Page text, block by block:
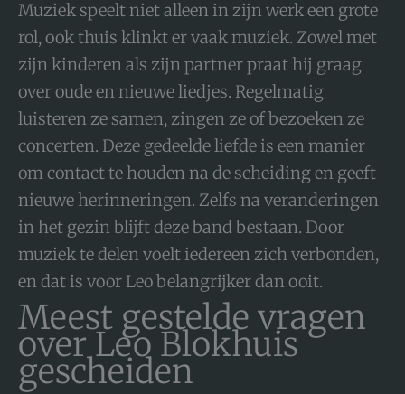
Muziek speelt niet alleen in zijn werk een grote
rol, ook thuis klinkt er vaak muziek. Zowel met
zijn kinderen als zijn partner praat hij graag
over oude en nieuwe liedjes. Regelmatig
luisteren ze samen, zingen ze of bezoeken ze
concerten. Deze gedeelde liefde is een manier
om contact te houden na de scheiding en geeft
nieuwe herinneringen. Zelfs na veranderingen
in het gezin blijft deze band bestaan. Door
muziek te delen voelt iedereen zich verbonden,
en dat is voor Leo belangrijker dan ooit.
Meest gestelde vragen
over Leo Blokhuis
gescheiden